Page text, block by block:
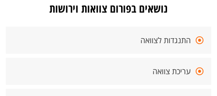
נושאים בפורום צוואות וירושות
התנגדות לצוואה
עריכת צוואה